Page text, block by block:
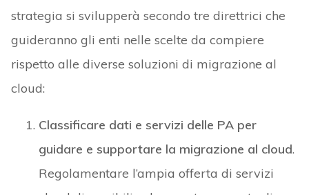
strategia si svilupperà secondo tre direttrici che
guideranno gli enti nelle scelte da compiere
rispetto alle diverse soluzioni di migrazione al
cloud:
Classificare dati e servizi delle PA per
guidare e supportare la migrazione al cloud.
Regolamentare l’ampia offerta di servizi